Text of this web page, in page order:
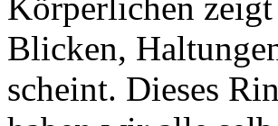
Blicken,
scheint. Dieses